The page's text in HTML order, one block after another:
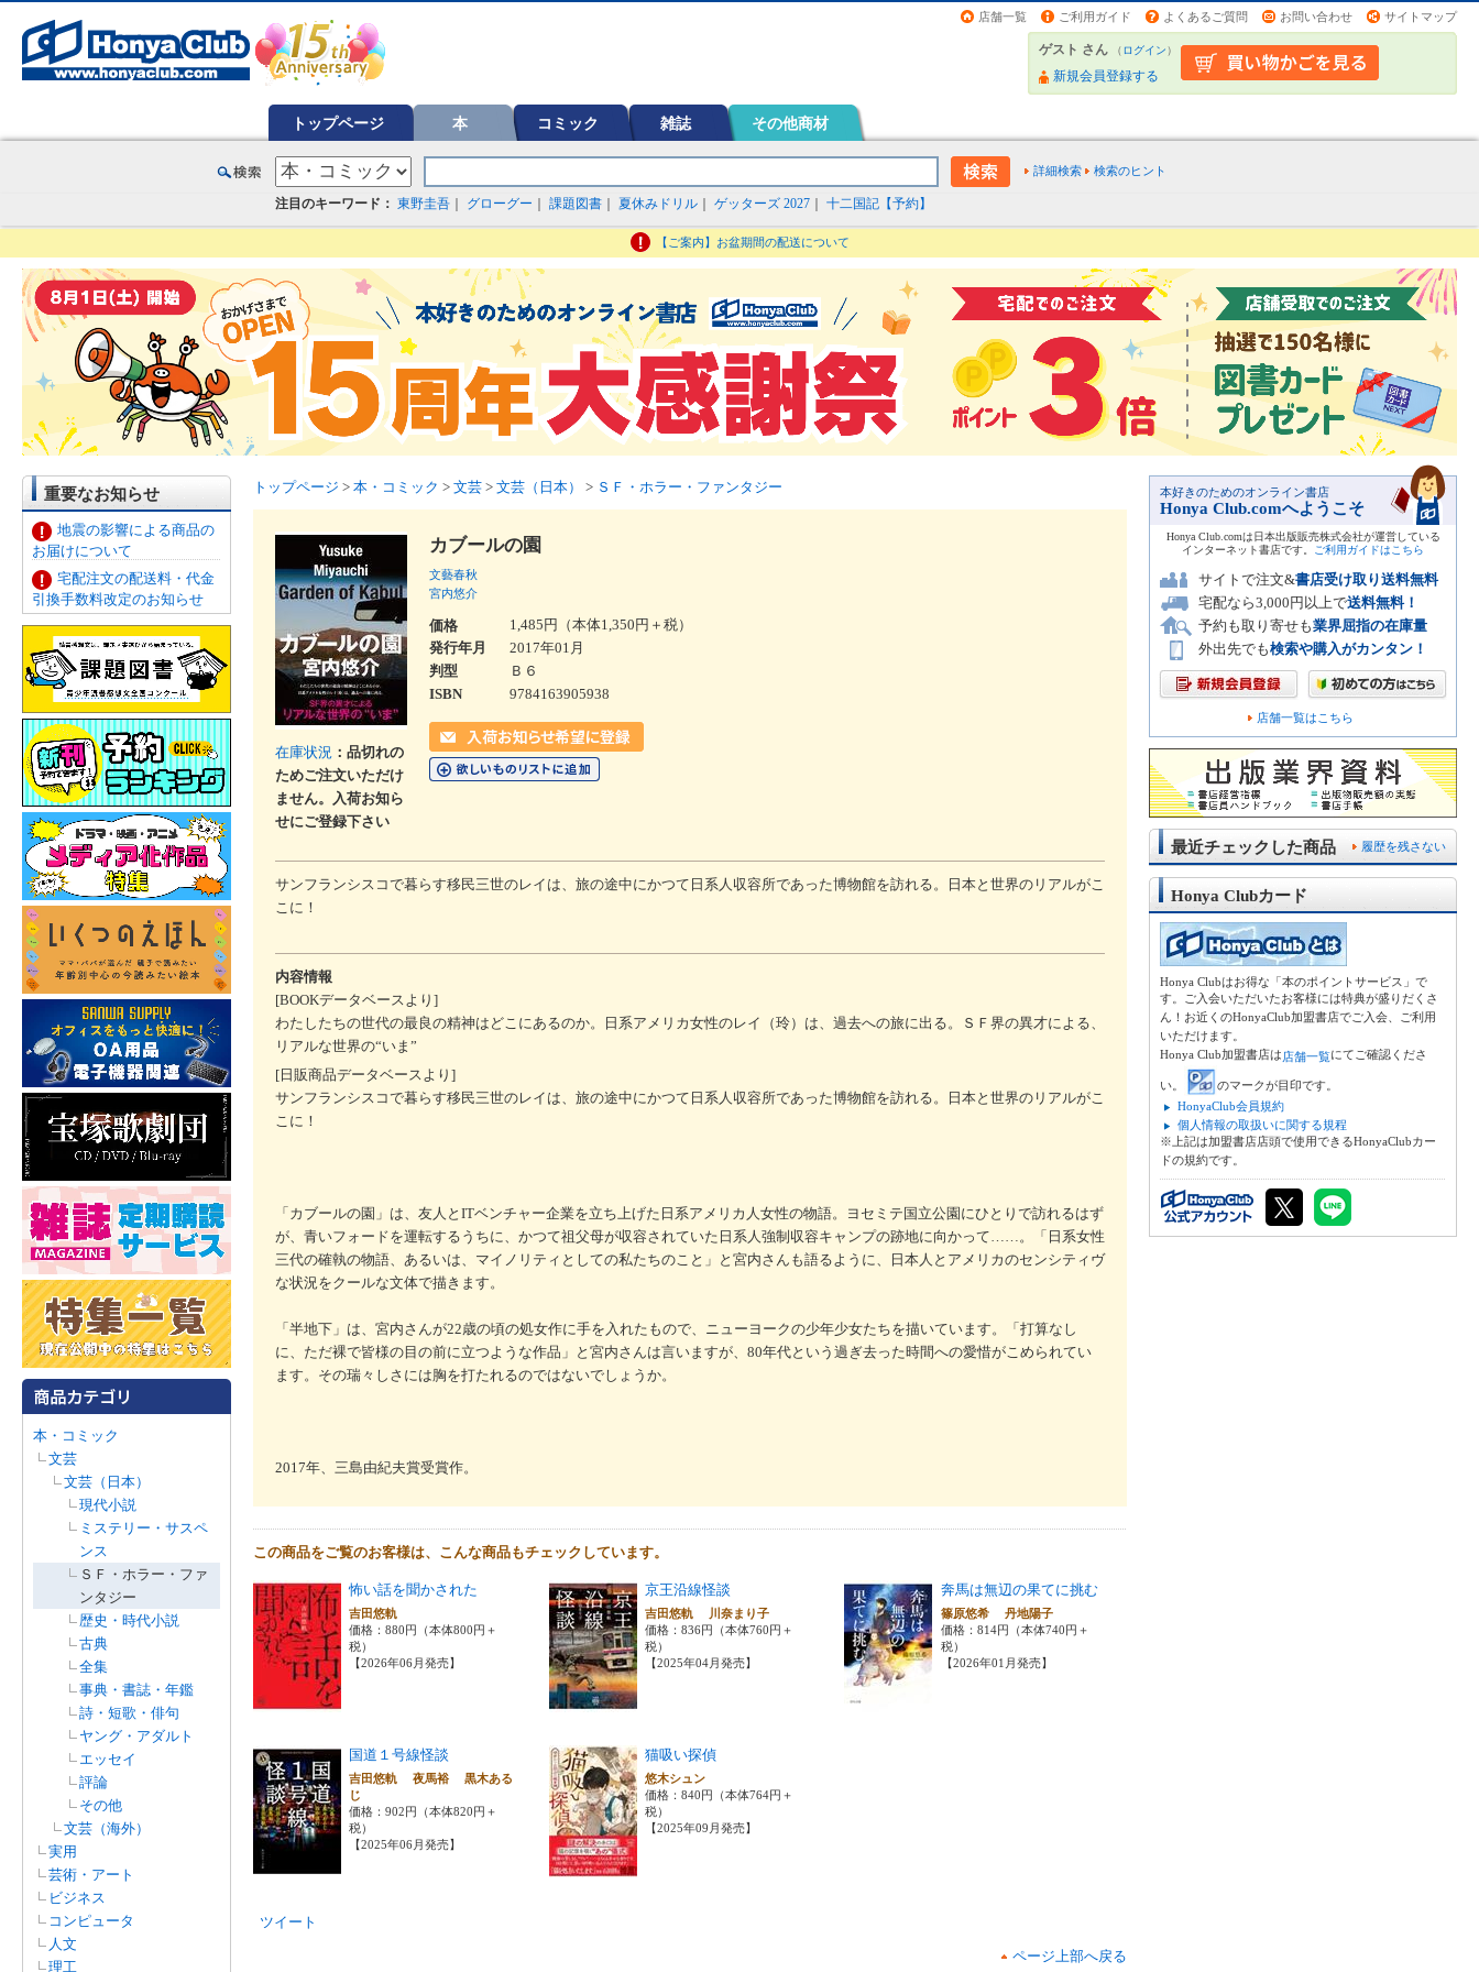
店舗一覧 ご利用ガイド よくあるご質問 お問い合わせ サイトマップ
ゲスト さん （ログイン）
新規会員登録する
トップページ 本 コミック 雑誌 その他商材
詳細検索 検索のヒント
注目のキーワード： 東野圭吾 グローグー 課題図書 夏休みドリル ゲッターズ 2027 十二国記【予約】
【ご案内】お盆期間の配送について
重要なお知らせ
地震の影響による商品の
お届けについて
宅配注文の配送料・代金
引換手数料改定のお知らせ
本・コミック
文芸
文芸（日本）
現代小説
ミステリー・サスペ
ンス
ＳＦ・ホラー・ファ
ンタジー
歴史・時代小説
古典
全集
事典・書誌・年鑑
詩・短歌・俳句
ヤング・アダルト
エッセイ
評論
その他
文芸（海外）
実用
芸術・アート
ビジネス
コンピュータ
人文
理工
トップページ > 本・コミック > 文芸 > 文芸（日本） > ＳＦ・ホラー・ファンタジー
在庫状況 ：品切れの
ためご注文いただけ
ません。入荷お知ら
せにご登録下さい
カブールの園
文藝春秋
宮内悠介
価格
1,485円（本体1,350円＋税）
発行年月
2017年01月
判型
Ｂ６
ISBN
9784163905938
サンフランシスコで暮らす移民三世のレイは、旅の途中にかつて日系人収容所であった博物館を訪れる。日本と世界のリアルがこ
こに！
内容情報
[BOOKデータベースより]
わたしたちの世代の最良の精神はどこにあるのか。日系アメリカ女性のレイ（玲）は、過去への旅に出る。ＳＦ界の異才による、
リアルな世界の“いま”
[日販商品データベースより]
サンフランシスコで暮らす移民三世のレイは、旅の途中にかつて日系人収容所であった博物館を訪れる。日本と世界のリアルがこ
こに！
「カブールの園」は、友人とITベンチャー企業を立ち上げた日系アメリカ人女性の物語。ヨセミテ国立公園にひとりで訪れるはず
が、青いフォードを運転するうちに、かつて祖父母が収容されていた日系人強制収容キャンプの跡地に向かって……。「日系女性
三代の確執の物語、あるいは、マイノリティとしての私たちのこと」と宮内さんも語るように、日本人とアメリカのセンシティヴ
な状況をクールな文体で描きます。
「半地下」は、宮内さんが22歳の頃の処女作に手を入れたもので、ニューヨークの少年少女たちを描いています。「打算なし
に、ただ裸で皆様の目の前に立つような作品」と宮内さんは言いますが、80年代という過ぎ去った時間への愛惜がこめられてい
ます。その瑞々しさには胸を打たれるのではないでしょうか。
2017年、三島由紀夫賞受賞作。
この商品をご覧のお客様は、こんな商品もチェックしています。
怖い話を聞かされた
吉田悠軌
価格：880円（本体800円＋
税）
【2026年06月発売】
京王沿線怪談
吉田悠軌 川奈まり子
価格：836円（本体760円＋
税）
【2025年04月発売】
奔馬は無辺の果てに挑む
篠原悠希 丹地陽子
価格：814円（本体740円＋
税）
【2026年01月発売】
国道１号線怪談
吉田悠軌 夜馬裕 黒木ある
じ
価格：902円（本体820円＋
税）
【2025年06月発売】
猫吸い探偵
悠木シュン
価格：840円（本体764円＋
税）
【2025年09月発売】
ツイート
ページ上部へ戻る
本好きのためのオンライン書店
Honya Club.comへようこそ
Honya Club.comは日本出版販売株式会社が運営している
インターネット書店です。
ご利用ガイドはこちら
サイトで注文&書店受け取り送料無料
宅配なら3,000円以上で送料無料！
予約も取り寄せも業界屈指の在庫量
外出先でも検索や購入がカンタン！
店舗一覧はこちら
履歴を残さない
最近チェックした商品
Honya Clubカード
Honya Clubはお得な「本のポイントサービス」で
す。ご入会いただいたお客様には特典が盛りだくさ
ん！お近くのHonyaClub加盟書店でご入会、ご利用
いただけます。
Honya Club加盟書店は店舗一覧にてご確認くださ
い。
のマークが目印です。
HonyaClub会員規約
個人情報の取扱いに関する規程
※上記は加盟書店店頭で使用できるHonyaClubカー
ドの規約です。